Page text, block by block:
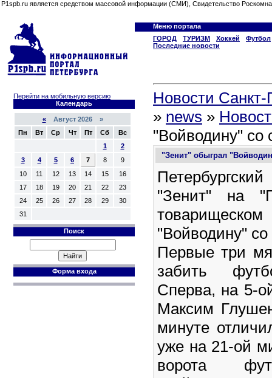
P1spb.ru является средством массовой информации (СМИ), Свидетельство
Меню портала
ГОРОД
ТУРИЗМ Хоккей
Футбол
Последние новости
Перейти на мобильную версию
Календарь
«Август 2026 »
Пн
Вт Ср Чт Пт Сб
Вс
1
2
3
4 5 6 7 8
9
10
11 12 13 14 15
16
17
18 19 20 21 22
23
24
25 26 27 28 29
30
31
Поиск
Форма входа
Новости Санкт-
» news »
"Войводину" со
"Зенит" обыграл
"Зенит" на
"Войводину"
Первые три
забить
Сперва, на 5-
Максим
минуте
уже на 21-ой
ворота